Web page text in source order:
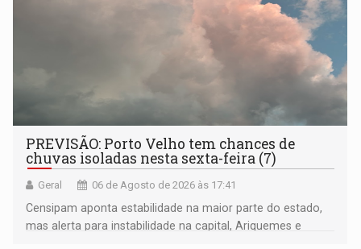
PREVISÃO: Porto Velho tem chances de
chuvas isoladas nesta sexta-feira (7)
Geral 06 de Agosto de 2026 às 17:41
Censipam aponta estabilidade na maior parte do estado,
mas alerta para instabilidade na capital, Ariquemes e